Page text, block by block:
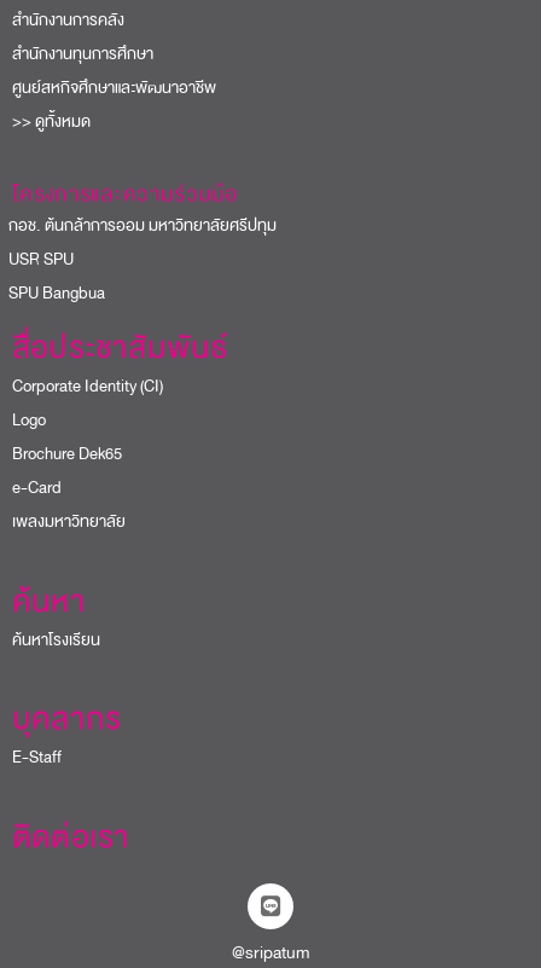
สำนักงานการคลัง
สำนักงานทุนการศึกษา
ศูนย์สหกิจศึกษาและพัฒนาอาชีพ
>> ดูทั้งหมด
โครงการและความร่วมมือ
ช. ต้นกล้าการออม มหาวิทยาลัยศรีปทุม
SPU
Bangbua
สื่อประชาสัมพันธ์
Corporate Identity (CI)
Logo
Brochure Dek65
e-Card
เพลงมหาวิทยาลัย
ค้นหา
ค้นหาโรงเรียน
บุคลากร
E-Staff
ติดต่อเรา
@sripatum